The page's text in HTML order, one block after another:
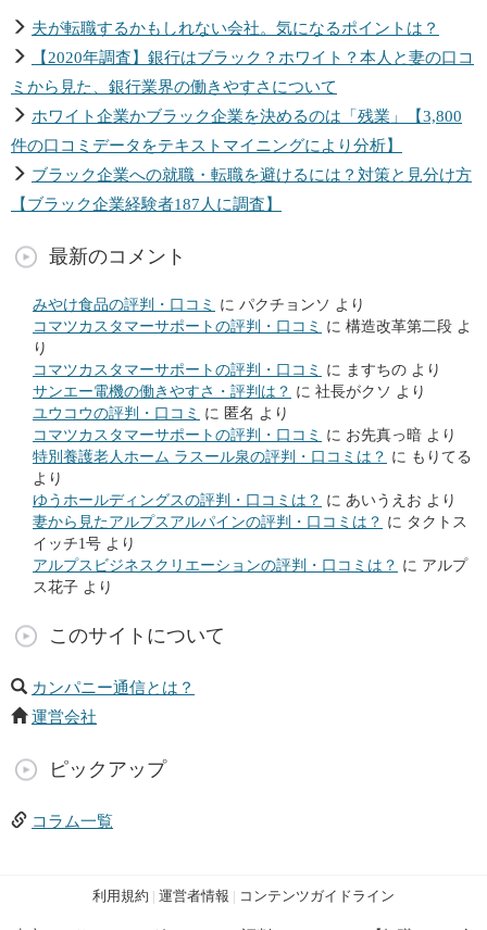
夫が転職するかもしれない会社。気になるポイントは？
【2020年調査】銀行はブラック？ホワイト？本人と妻の口コ
ミから見た、銀行業界の働きやすさについて
ホワイト企業かブラック企業を決めるのは「残業」【3,800
件の口コミデータをテキストマイニングにより分析】
ブラック企業への就職・転職を避けるには？対策と見分け方
【ブラック企業経験者187人に調査】
最新のコメント
みやけ食品の評判・口コミ に パクチョンソ より
コマツカスタマーサポートの評判・口コミ に 構造改革第二段 よ
り
コマツカスタマーサポートの評判・口コミ に ますちの より
サンエー電機の働きやすさ・評判は？ に 社長がクソ より
ユウコウの評判・口コミ に 匿名 より
コマツカスタマーサポートの評判・口コミ に お先真っ暗 より
特別養護老人ホーム ラスール泉の評判・口コミは？ に もりてる
より
ゆうホールディングスの評判・口コミは？ に あいうえお より
妻から見たアルプスアルパインの評判・口コミは？ に タクトス
イッチ1号 より
アルプスビジネスクリエーションの評判・口コミは？ に アルプ
ス花子 より
このサイトについて
カンパニー通信とは？
運営会社
ピックアップ
コラム一覧
利用規約 | 運営者情報 | コンテンツガイドライン